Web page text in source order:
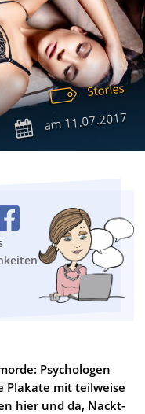
Stories
am11.07.2017
Psychologen
Plakate mit teilweise
hier und da, Nackt-